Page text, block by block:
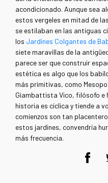
acondicionado. Aunque sea
estos vergeles en mitad de
se estilaban en las antiguas
los Jardines Colgantes de
siete maravillas de la
parece ser que construir
estética es algo que los
más primitivas, como
Giambattista Vico, filósofo e
historia es cíclica y tiende a
comienzos son tan
estos jardines, convendría
más frecuencia.